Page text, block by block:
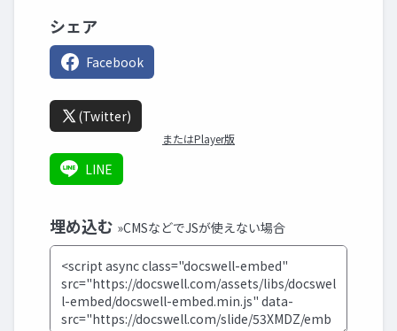
シェア
Facebook
(Twitter)
またはPlayer版
LINE
埋め込む »CMSなどでJSが使えない場合